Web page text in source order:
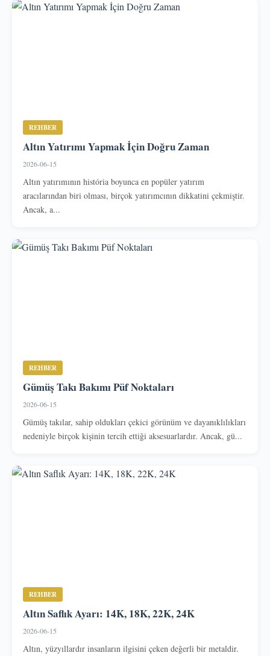
REHBER
Altın Yatırımı Yapmak İçin Doğru Zaman
2026-06-15
Altın yatırımının história boyunca en popüler yatırım
aracılarından biri olması, birçok yatırımcının dikkatini çekmiştir.
Ancak, a...
REHBER
Gümüş Takı Bakımı Püf Noktaları
2026-06-15
Gümüş takılar, sahip oldukları çekici görünüm ve dayanıklılıkları
nedeniyle birçok kişinin tercih ettiği aksesuarlardır. Ancak, gü...
REHBER
Altın Saflık Ayarı: 14K, 18K, 22K, 24K
2026-06-15
Altın, yüzyıllardır insanların ilgisini çeken değerli bir metaldir.